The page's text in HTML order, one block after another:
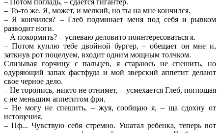
– То-то же. Я, может, и мелкий, но ты на мне кончился.
– Я кончился? – Глеб подминает меня под себя и рывком
разводит ноги.
– А покормить? – успеваю деловито поинтересоваться я.
– Потом куплю тебе двойной бургер, – обещает он мне и,
заткнув рот поцелуем, входит одним мощным толчком.
Слизывая горчицу с пальцев, я стараюсь не спешить, но
одуряющий запах фастфуда и мой зверский аппетит делают
свое черное дело.
– Не торопись, никто не отнимет, – усмехается Глеб, поглощая
с не меньшим аппетитом фри.
– Не могу не спешить, – жуя, сообщаю я, – ща сдохну от
истощения.
– Пф... Чувствую себя стремно. Ушатал ребенка, теперь вот